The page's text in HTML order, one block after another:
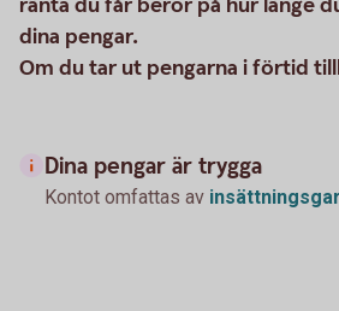
dina pengar.
Om du tar ut pengarna i förtid
Dina pengar är trygga
Kontot omfattas av